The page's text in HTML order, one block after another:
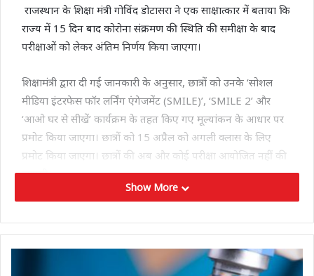
राजस्थान के शिक्षा मंत्री गोविंद डोटासरा ने एक साक्षात्कार में बताया कि
राज्य में 15 दिन बाद कोरोना संक्रमण की स्थिति की समीक्षा के बाद
परीक्षाओं को लेकर अंतिम निर्णय किया जाएगा।
शिक्षामंत्री द्वारा दी गई जानकारी के अनुसार, छात्रों को उनके ‘सोशल
मीडिया इंटरफेस फॉर लर्निंग एंगेजमेंट (SMILE)’, ‘SMILE 2’ और
‘आओ घर से सीखें’ कार्यक्रम के तहत किए गए मूल्यांकन के आधार पर
प्रमोट किया जाएगा। छात्रों को 15 अप्रैल को अगली क्‍लास के लिए
प्रमोट किया जाएगा। छात्रों की अब और कोई परीक्षा आयोजित नहीं की
जाएगी।
Show More